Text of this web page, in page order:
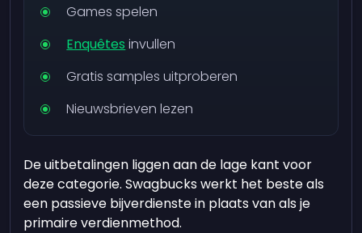
Games spelen
Enquêtes invullen
Gratis samples uitproberen
Nieuwsbrieven lezen
De uitbetalingen liggen aan de lage kant voor
deze categorie. Swagbucks werkt het beste als
een passieve bijverdienste in plaats van als je
primaire verdienmethod.